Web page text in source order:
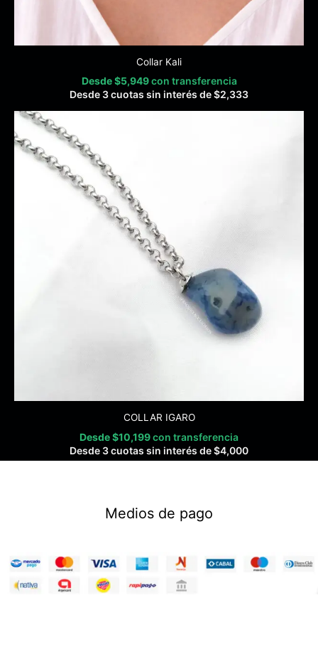
Collar Kali
Desde$5,949 con transferencia
Desde 3 cuotas sin interés de$2,333
COLLAR IGARO
Desde$10,199con transferencia
Desde 3 cuotas sin interés de$4,000
Medios de pago